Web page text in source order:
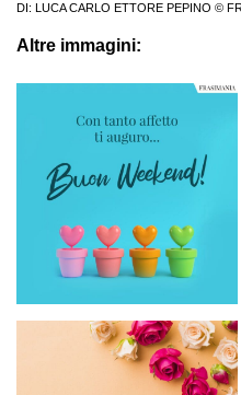
DI:
LUCA CARLO ETTORE PEPINO ©
Altre immagini: